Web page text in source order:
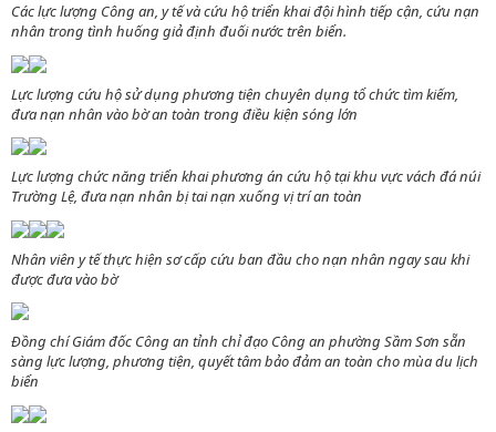
Các lực lượng Công an, y tế và cứu hộ triển khai đội hình tiếp cận, cứu nạn
nhân trong tình huống giả định đuối nước trên biển.
Lực lượng cứu hộ sử dụng phương tiện chuyên dụng tổ chức tìm kiếm,
đưa nạn nhân vào bờ an toàn trong điều kiện sóng lớn
Lực lượng chức năng triển khai phương án cứu hộ tại khu vực vách đá núi
Trường Lệ, đưa nạn nhân bị tai nạn xuống vị trí an toàn
Nhân viên y tế thực hiện sơ cấp cứu ban đầu cho nạn nhân ngay sau khi
được đưa vào bờ
Đồng chí Giám đốc Công an tỉnh chỉ đạo Công an phường Sầm Sơn sẵn
sàng lực lượng, phương tiện, quyết tâm bảo đảm an toàn cho mùa du lịch
biển